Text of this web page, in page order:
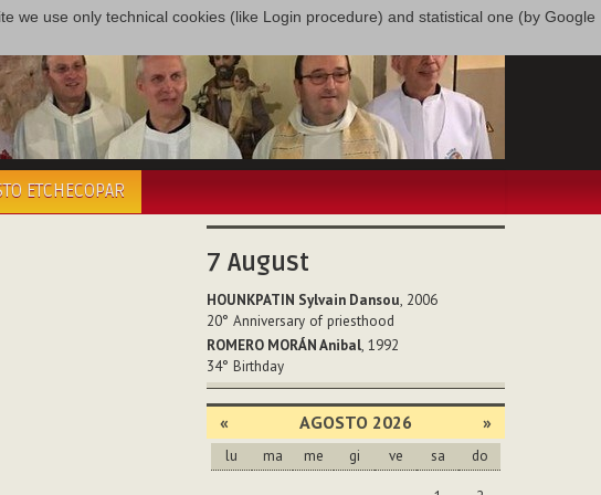
we use only technical cookies (like Login procedure) and statistical one (by Google
ETCHECOPAR
7 August
HOUNKPATIN Sylvain Dansou, 2006
20° Anniversary of priesthood
ROMERO MORÁN Anibal, 1992
34° Birthday
« AGOSTO 2026 »
lu ma me gi ve sa do